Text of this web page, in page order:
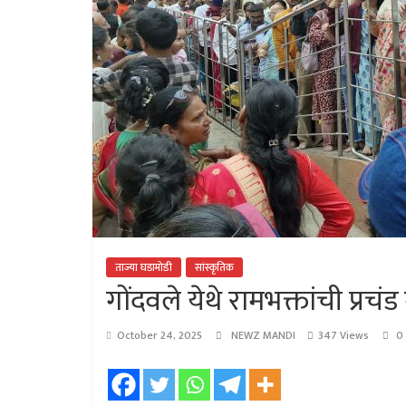
ताज्या घडामोडी सांस्कृतिक
गोंदवले येथे रामभक्तांची प्रचंड
October 24, 2025 NEWZ MANDI 347 Views 0